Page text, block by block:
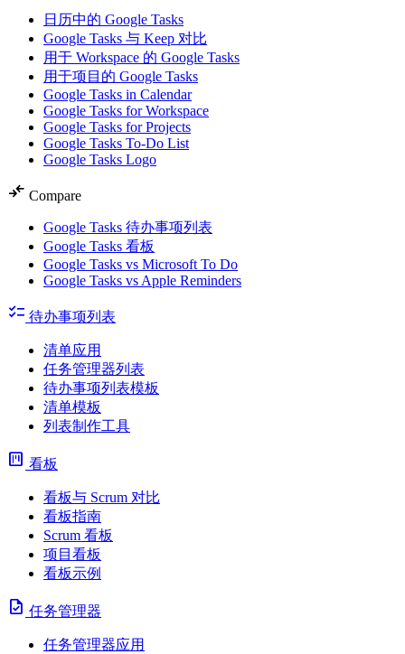
日历中的 Google Tasks
Google Tasks 与 Keep 对比
用于 Workspace 的 Google Tasks
用于项目的 Google Tasks
Google Tasks in Calendar
Google Tasks for Workspace
Google Tasks for Projects
Google Tasks To-Do List
Google Tasks Logo
compare_arrows Compare
Google Tasks 待办事项列表
Google Tasks 看板
Google Tasks vs Microsoft To Do
Google Tasks vs Apple Reminders
checklist 待办事项列表
清单应用
任务管理器列表
待办事项列表模板
清单模板
列表制作工具
view_kanban 看板
看板与 Scrum 对比
看板指南
Scrum 看板
项目看板
看板示例
task 任务管理器
任务管理器应用